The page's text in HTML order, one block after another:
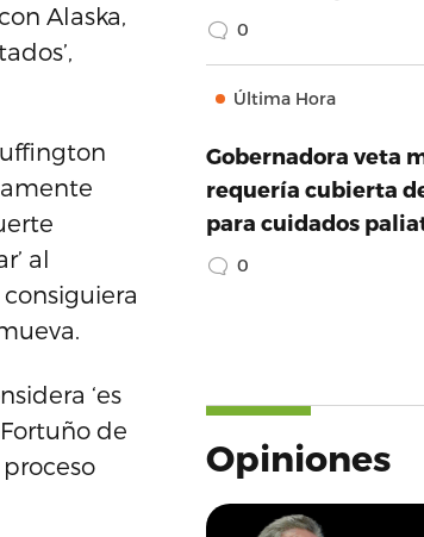
Alaska,
al
‘es
de
0
Última Hora
Gobernadora veta
requería cubierta
para cuidados
0
Opiniones